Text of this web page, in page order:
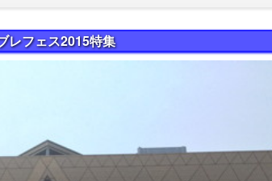
レフェス2015特集